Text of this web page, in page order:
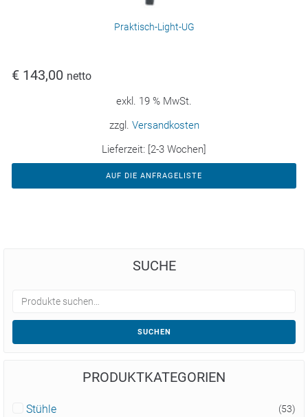
Praktisch-Light-UG
€ 143,00 netto
exkl. 19 % MwSt.
zzgl. Versandkosten
Lieferzeit: [2-3 Wochen]
AUF DIE ANFRAGELISTE
SUCHE
SUCHEN
PRODUKTKATEGORIEN
Stühle (53)